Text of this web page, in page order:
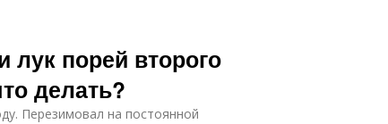
лук порей второго
делать?
Перезимовал на постоянной